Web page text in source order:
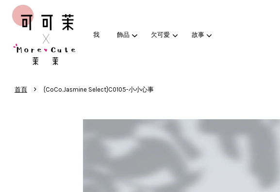
我 飾品 欠可愛 故事
首頁 › {CoCo.Jasmine Select}C0105-小小心事